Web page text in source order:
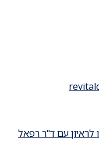
לראיון עם ד"ר רפאל